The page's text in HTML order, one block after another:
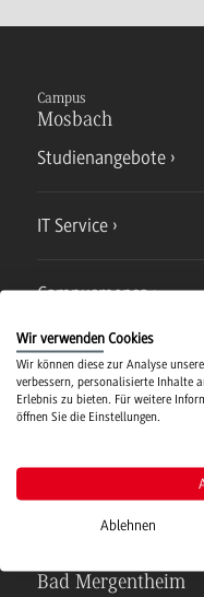
Campus
Mosbach
Studienangebote
IT Service
Campusmensa
Hochschulsport
Verwaltung
Bad Mergentheim
Wir verwenden Cookies
Wir können diese zur Analyse
verbessern, personalisierte Inhalte
Erlebnis zu bieten. Für weitere
öffnen Sie die Einstellungen.
Ablehnen